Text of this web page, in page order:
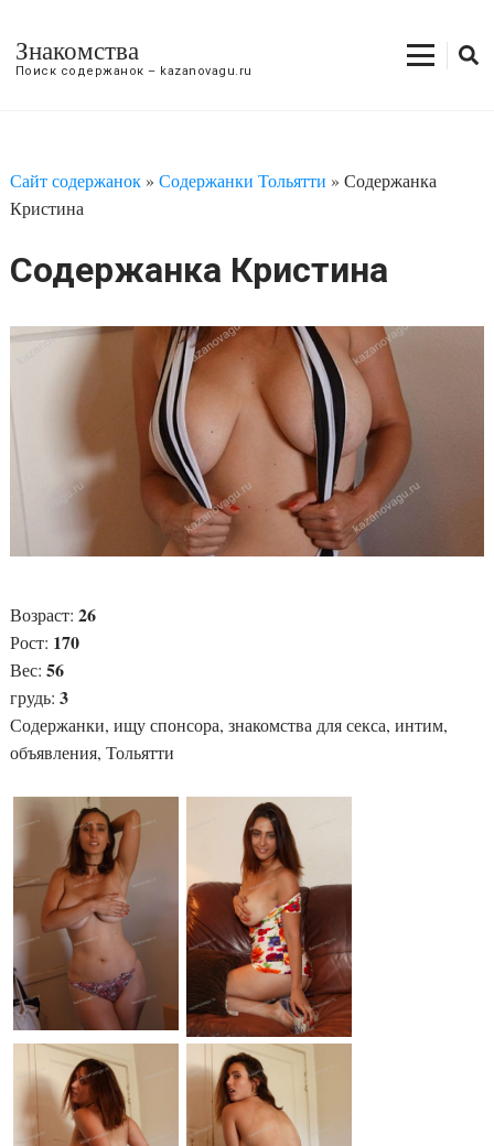
Знакомства
Поиск содержанок – kazanovagu.ru
Сайт содержанок» Содержанки Тольятти » Содержанка
Кристина
Содержанка Кристина
Возраст: 26
Рост: 170
Вес: 56
грудь: 3
Содержанки, ищу спонсора, знакомства для секса, интим,
объявления, Тольятти